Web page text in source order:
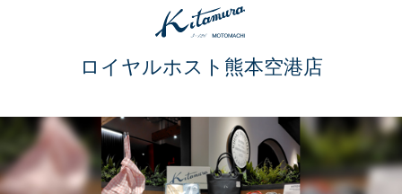
ロイヤルホスト熊本空港店